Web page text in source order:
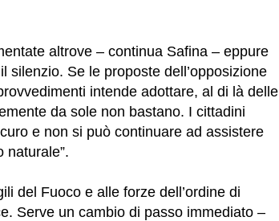
altrove – continua Safina – eppure
silenzio. Se le proposte dell’opposizione
intende adottare, al di là delle
da sole non bastano. I cittadini
e non si può continuare ad assistere
naturale”.
del Fuoco e alle forze dell’ordine di
Serve un cambio di passo immediato –